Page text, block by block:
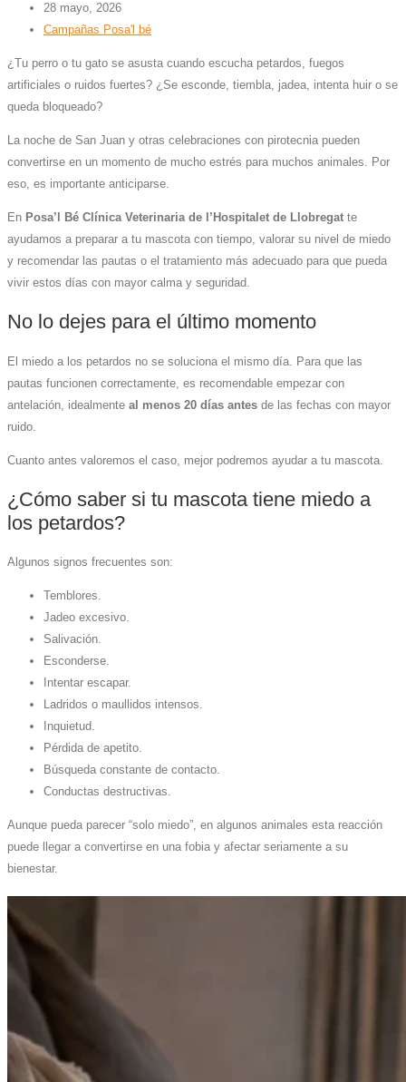
28 mayo, 2026
Campañas Posa'l bé
¿Tu perro o tu gato se asusta cuando escucha petardos, fuegos
artificiales o ruidos fuertes? ¿Se esconde, tiembla, jadea, intenta huir o se
queda bloqueado?
La noche de San Juan y otras celebraciones con pirotecnia pueden
convertirse en un momento de mucho estrés para muchos animales. Por
eso, es importante anticiparse.
En Posa’l Bé Clínica Veterinaria de l’Hospitalet de Llobregat te
ayudamos a preparar a tu mascota con tiempo, valorar su nivel de miedo
y recomendar las pautas o el tratamiento más adecuado para que pueda
vivir estos días con mayor calma y seguridad.
No lo dejes para el último momento
El miedo a los petardos no se soluciona el mismo día. Para que las
pautas funcionen correctamente, es recomendable empezar con
antelación, idealmente al menos 20 días antes de las fechas con mayor
ruido.
Cuanto antes valoremos el caso, mejor podremos ayudar a tu mascota.
¿Cómo saber si tu mascota tiene miedo a
los petardos?
Algunos signos frecuentes son:
Temblores.
Jadeo excesivo.
Salivación.
Esconderse.
Intentar escapar.
Ladridos o maullidos intensos.
Inquietud.
Pérdida de apetito.
Búsqueda constante de contacto.
Conductas destructivas.
Aunque pueda parecer “solo miedo”, en algunos animales esta reacción
puede llegar a convertirse en una fobia y afectar seriamente a su
bienestar.